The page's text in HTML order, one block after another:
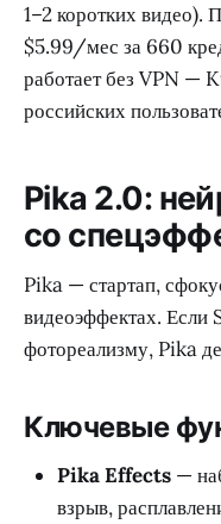
1–2 коротких видео).
$5.99/мес за 660
работает без VPN —
российских
Pika 2.0:
со
Pika — стартап,
видеоэффектах. Если
фотореализму, Pika
Ключевые
Pika Effects —
взрыв,